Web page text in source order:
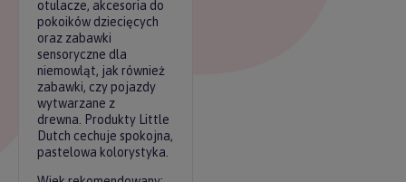
otulacze, akcesoria do
pokoików dziecięcych
oraz zabawki
sensoryczne dla
niemowląt, jak również
zabawki, czy pojazdy
wytwarzane z
drewna. Produkty Little
Dutch cechuje spokojna,
pastelowa kolorystyka.